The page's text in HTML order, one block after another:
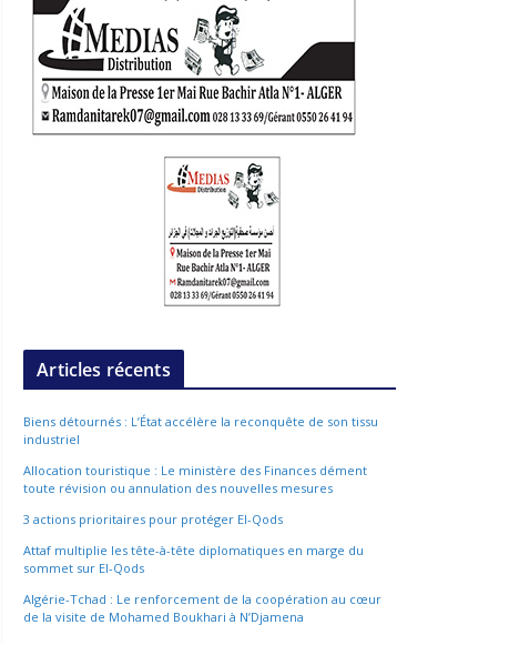
Articles récents
Biens détournés : L’État accélère la reconquête de son tissu
industriel
Allocation touristique : Le ministère des Finances dément
toute révision ou annulation des nouvelles mesures
3 actions prioritaires pour protéger El-Qods
Attaf multiplie les tête-à-tête diplomatiques en marge du
sommet sur El-Qods
Algérie-Tchad : Le renforcement de la coopération au cœur
de la visite de Mohamed Boukhari à N’Djamena